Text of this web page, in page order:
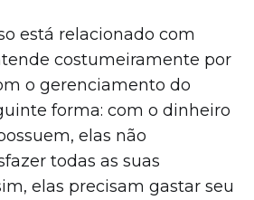
está relacionado com
costumeiramente por
o gerenciamento do
forma: com o dinheiro
elas não
todas as suas
elas precisam gastar seu